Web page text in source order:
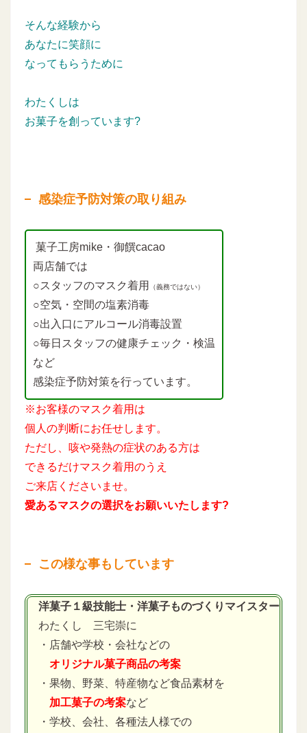
そんな経験から
あなたに笑顔に
なってもらうために
わたくしは
お菓子を創っています?
感染症予防対策の取り組み
菓子工房mike・御饌cacao
両店舗では
○スタッフのマスク着用
（義務ではない）
○空気・空間の塩素消毒
○出入口にアルコール消毒設置
○毎日スタッフの健康チェック・検温
など
感染症予防対策を行っています。
※お客様のマスク着用は
個人の判断にお任せします。
ただし、咳や発熱の症状のある方は
できるだけマスク着用のうえ
ご来店くださいませ。
愛あるマスクの選択をお願いいたします?
この様な事もしています
洋菓子１級技能士・洋菓子ものづくりマイスター
わたくし 三宅崇に
・店舗や学校・会社などの
オリジナル菓子商品の考案
・果物、野菜、特産物など食品素材を
加工菓子の考案など
・学校、会社、各種法人様での